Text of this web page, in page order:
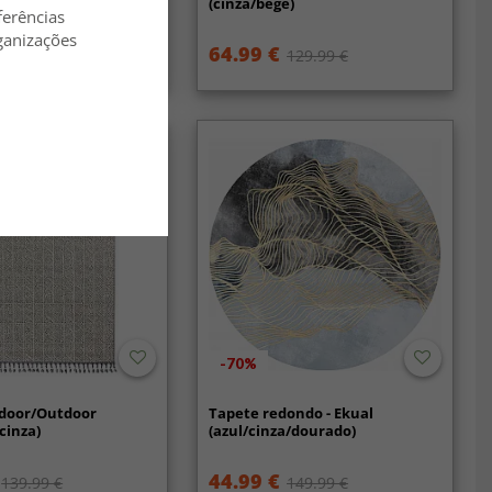
64.99 € 129.99 €
Outdoor
139.99 €
-70%
Tapete redondo - Ekual
(azul/cinza/dourado)
44.99 € 149.99 €